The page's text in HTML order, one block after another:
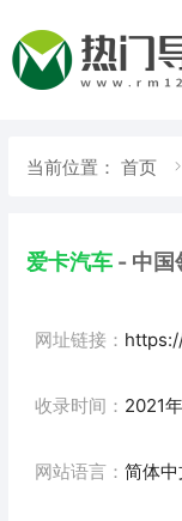
当前位置： 首页
爱卡汽车
网址链接：
收录时间： 2021
网站语言： 简体中